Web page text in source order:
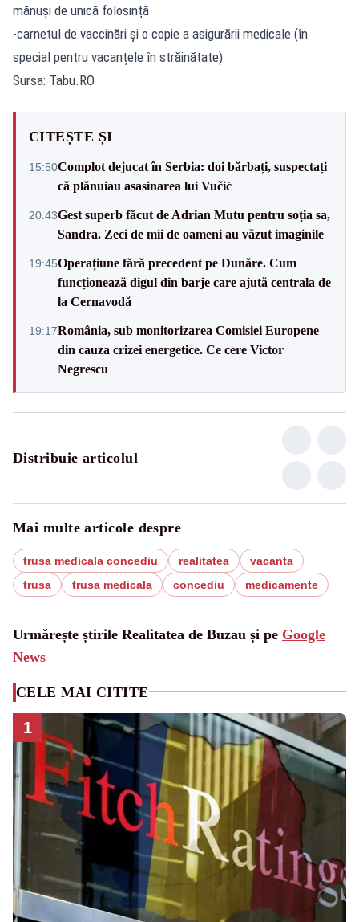
mănuși de unică folosință
-carnetul de vaccinări și o copie a asigurării medicale (în
special pentru vacanțele în străinătate)
Sursa: Tabu.RO
CITEȘTE ȘI
15:50Complot dejucat în Serbia: doi bărbați, suspectați
că plănuiau asasinarea lui Vučić
20:43Gest superb făcut de Adrian Mutu pentru soția sa,
Sandra. Zeci de mii de oameni au văzut imaginile
19:45Operațiune fără precedent pe Dunăre. Cum
funcționează digul din barje care ajută centrala de
la Cernavodă
19:17România, sub monitorizarea Comisiei Europene
din cauza crizei energetice. Ce cere Victor
Negrescu
Distribuie articolul
Mai multe articole despre
trusa medicala concediu realitatea
vacanta
trusa
trusa medicala concediu medicamente
Urmărește știrile Realitatea de Buzau și pe Google
News
CELE MAI CITITE
1